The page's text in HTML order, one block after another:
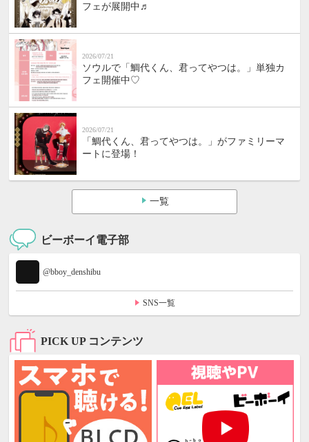
フェが展開中♬
2026/07/21
ソウルで「鯛代くん、君ってやつは。」単独カ
フェ開催中♡
2026/07/21
「鯛代くん、君ってやつは。」がファミリーマ
ートに登場！
一覧
ビーボーイ電子部
@bboy_denshibu
SNS一覧
PICK UP コンテンツ